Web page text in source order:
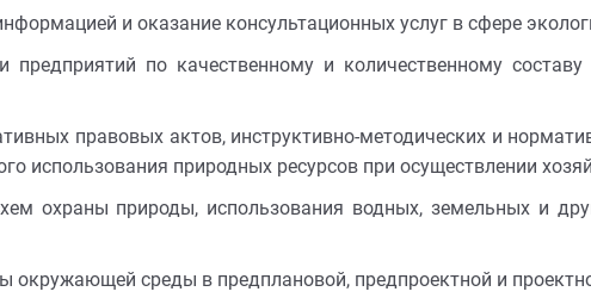
и оказание консультационных услуг в сфере
предприятий по качественному и количественному
правовых актов, инструктивно-методических и
использования природных ресурсов при осуществлении
охраны природы, использования водных, земельных и
окружающей среды в предплановой, предпроектной и